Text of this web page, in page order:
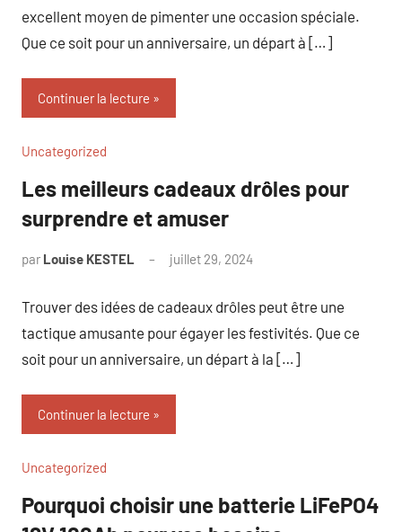
excellent moyen de pimenter une occasion spéciale.
Que ce soit pour un anniversaire, un départ à […]
Continuer la lecture
Uncategorized
Les meilleurs cadeaux drôles pour
surprendre et amuser
par Louise KESTEL juillet 29, 2024
Trouver des idées de cadeaux drôles peut être une
tactique amusante pour égayer les festivités. Que ce
soit pour un anniversaire, un départ à la […]
Continuer la lecture
Uncategorized
Pourquoi choisir une batterie LiFePO4